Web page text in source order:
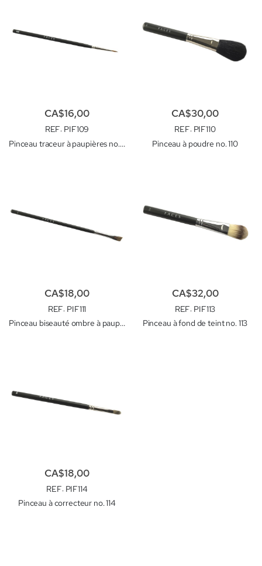
REF: PIF109
Pinceau traceur à paupières no. 109
CA$16,00
REF: PIF110
Pinceau à poudre no. 110
CA$30,00
REF: PIF111
Pinceau biseauté ombre à paupière no. 111
CA$18,00
REF: PIF113
Pinceau à fond de teint no. 113
CA$32,00
REF: PIF114
Pinceau à correcteur no. 114
CA$18,00